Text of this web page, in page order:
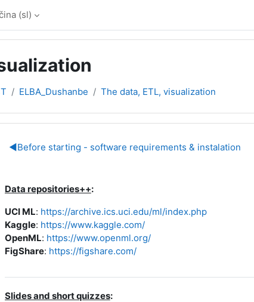
‎(sl)‎
ELBA_Dushanbe The data, ETL, visualization
Osnutek odseka
◀︎Before starting - software requirements & instalation
Data repositories++:
UCI ML: https://archive.ics.uci.edu/ml/index.php
Kaggle: https://www.kaggle.com/
OpenML: https://www.openml.org/
FigShare: https://figshare.com/
Slides and short quizzes:
1. avgust
7. avgust8. avgust
avgust
14. avgust15. avgust
avgust
21. avgust22. avgust